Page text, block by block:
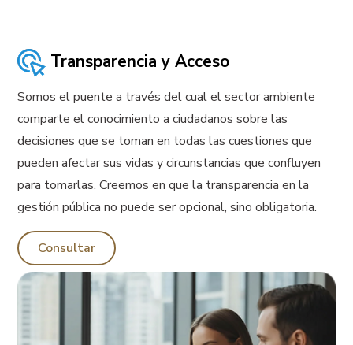
Transparencia y Acceso
Somos el puente a través del cual el sector ambiente
comparte el conocimiento a ciudadanos sobre las
decisiones que se toman en todas las cuestiones que
pueden afectar sus vidas y circunstancias que confluyen
para tomarlas. Creemos en que la transparencia en la
gestión pública no puede ser opcional, sino obligatoria.
Consultar